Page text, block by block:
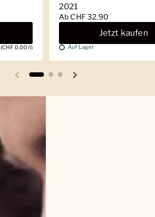
(CHF 0.00/l)
2021
Ab CHF 32.90
Jetzt kaufen
Auf Lager
Vorherige Folie Nächste Folie